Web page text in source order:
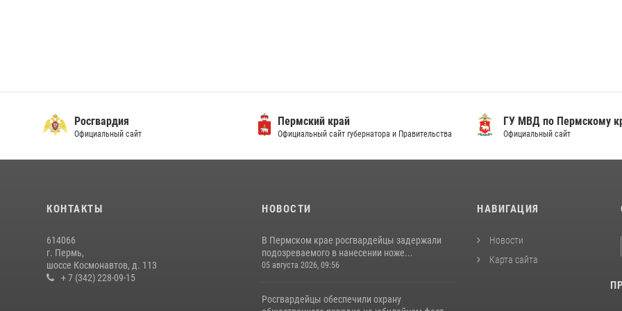
Росгвардия
Официальный сайт
Пермский край
Официальный сайт губернатора и Правительства
ГУ МВД по Пермскому
Официальный сайт
КОНТАКТЫ
614066
г. Пермь,
шоссе Космонавтов, д. 113
+ 7 (342) 228-09-15
НОВОСТИ
В Пермском крае росгвардейцы задержали
подозреваемого в нанесении ноже...
05 августа 2026, 09:56
Росгвардейцы обеспечили охрану
НАВИГАЦИЯ
Новости
Карта сайта